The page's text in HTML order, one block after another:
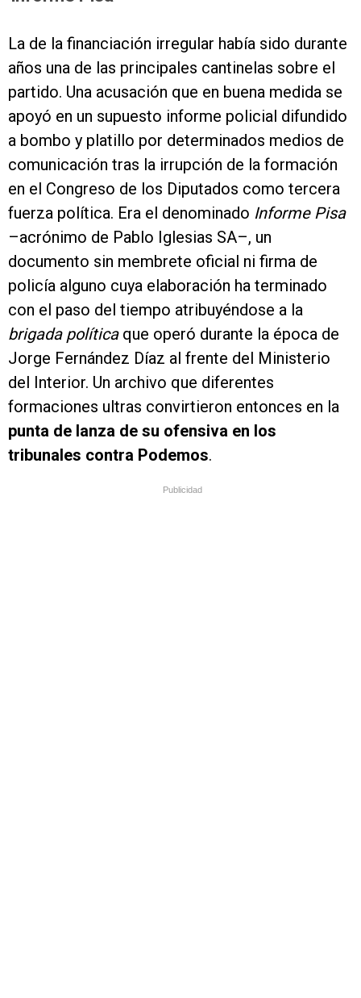
La de la financiación irregular había sido durante
años una de las principales cantinelas sobre el
partido. Una acusación que en buena medida se
apoyó en un supuesto informe policial difundido
a bombo y platillo por determinados medios de
comunicación tras la irrupción de la formación
en el Congreso de los Diputados como tercera
fuerza política. Era el denominado Informe Pisa
–acrónimo de Pablo Iglesias SA–, un
documento sin membrete oficial ni firma de
policía alguno cuya elaboración ha terminado
con el paso del tiempo atribuyéndose a la
brigada políticaque operó durante la época de
Jorge Fernández Díaz al frente del Ministerio
del Interior. Un archivo que diferentes
formaciones ultras convirtieron entonces en la
punta de lanza de su ofensiva en los
tribunales contra Podemos.
Publicidad